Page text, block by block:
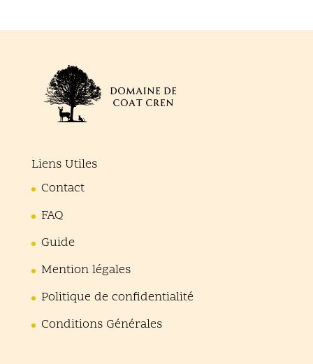
Liens Utiles
Contact
FAQ
Guide
Mention légales
Politique de confidentialité
Conditions Générales